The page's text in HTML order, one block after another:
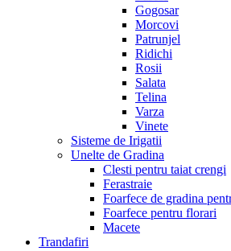
Gogosar
Morcovi
Patrunjel
Ridichi
Rosii
Salata
Telina
Varza
Vinete
Sisteme de Irigatii
Unelte de Gradina
Clesti pentru taiat crengi
Ferastraie
Foarfece de gradina
Foarfece pentru florari
Macete
Trandafiri